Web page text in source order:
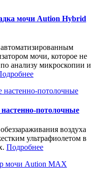
мочи Aution Hybrid
мочи, которое не
анализу микроскопии и
потолочные
воздуха
ультрафиолетом в
Подробнее